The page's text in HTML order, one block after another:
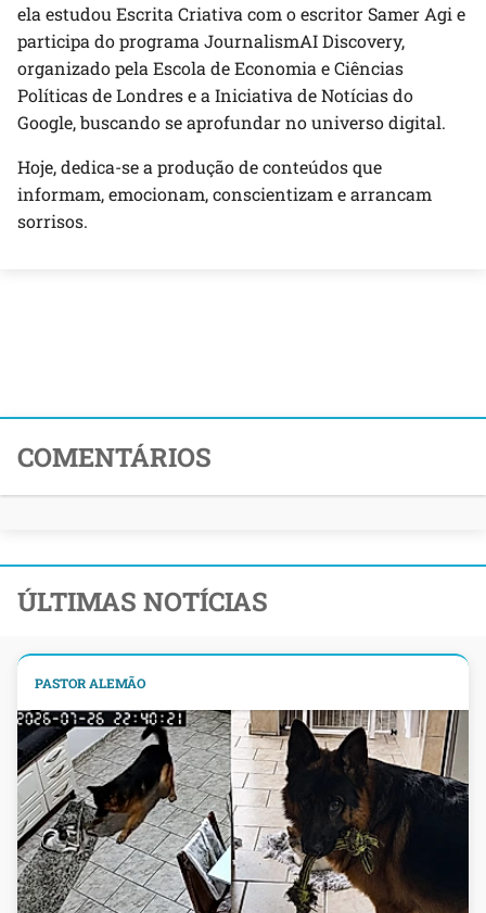
ela estudou Escrita Criativa com o escritor Samer Agi e
participa do programa JournalismAI Discovery,
organizado pela Escola de Economia e Ciências
Políticas de Londres e a Iniciativa de Notícias do
Google, buscando se aprofundar no universo digital.
Hoje, dedica-se a produção de conteúdos que
informam, emocionam, conscientizam e arrancam
sorrisos.
COMENTÁRIOS
ÚLTIMAS NOTÍCIAS
PASTOR ALEMÃO